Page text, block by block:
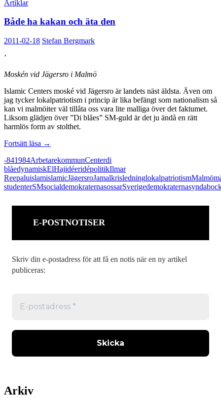
Artiklar
Både ha kakan och äta den
2011-02-18 Stefan Bergmark
’
Moskén vid Jägersro i Malmö
Islamic Centers moské vid Jägersro är landets näst äldsta. Även om
jag tycker lokalpatriotism i princip är lika befängt som nationalism så
kan vi malmöiter väl tillåta oss vara lite malliga över det faktumet.
Liksom glädjen över ”Di blåes” SM-guld är det ju ändå en rätt
harmlös form av stolthet.
Fortsätt läsa Både
kakan
och
äta
den
→
-841984ArbetarekommunCenterdi
blåedynamiskElHajidéeridépolitikIlmar
ReepaluislamislamicJägersroJamalkrisledninglokalpatriotismMalmö
studenterSMsocialdemokraternasossarSverigedemokraterna
E-POSTNOTISER
Skriv din e-postadress för att få en notis när en ny artikel
publiceras:
Arkiv